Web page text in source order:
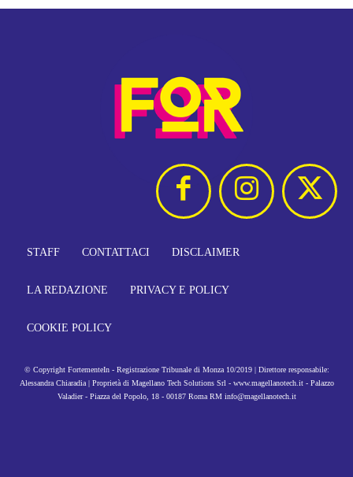
STAFF CONTATTACI DISCLAIMER
LA REDAZIONE PRIVACY E POLICY
COOKIE POLICY
© Copyright FortementeIn - Registrazione Tribunale di Monza 10/2019 | Direttore responsabile:
Alessandra Chiaradia | Proprietà di Magellano Tech Solutions Srl - www.magellanotech.it - Palazzo
Valadier - Piazza del Popolo, 18 - 00187 Roma RM info@magellanotech.it